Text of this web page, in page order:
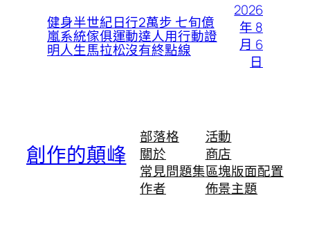
健身半世紀日行2萬步 七旬億
嵐系統傢俱運動達人用行動證
明人生馬拉松沒有終點線
2026
年 8
月 6
日
創作的顛峰
部落格
關於
常見問題集
作者
活動
商店
區塊版面配置
佈景主題